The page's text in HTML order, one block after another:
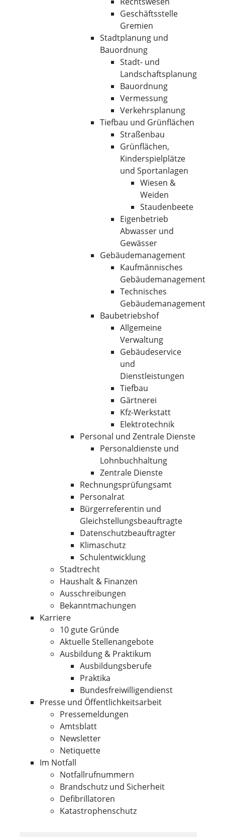
Geschäftsstelle
Gremien
Stadtplanung und
Bauordnung
Stadt- und
Landschaftsplanung
Bauordnung
Vermessung
Verkehrsplanung
Tiefbau und Grünflächen
Straßenbau
Grünflächen,
Kinderspielplätze
und Sportanlagen
Wiesen &
Weiden
Staudenbeete
Eigenbetrieb
Abwasser und
Gewässer
Gebäudemanagement
Kaufmännisches
Gebäudemanagement
Technisches
Gebäudemanagement
Baubetriebshof
Allgemeine
Verwaltung
Gebäudeservice
und
Dienstleistungen
Tiefbau
Gärtnerei
Kfz-Werkstatt
Elektrotechnik
Personal und Zentrale Dienste
Personaldienste und
Lohnbuchhaltung
Zentrale Dienste
Rechnungsprüfungsamt
Personalrat
Bürgerreferentin und
Gleichstellungsbeauftragte
Datenschutzbeauftragter
Klimaschutz
Schulentwicklung
Stadtrecht
Haushalt & Finanzen
Ausschreibungen
Bekanntmachungen
Karriere
10 gute Gründe
Aktuelle Stellenangebote
Ausbildung & Praktikum
Ausbildungsberufe
Praktika
Bundesfreiwilligendienst
Presse und Öffentlichkeitsarbeit
Pressemeldungen
Amtsblatt
Newsletter
Netiquette
Im Notfall
Notfallrufnummern
Brandschutz und Sicherheit
Defibrillatoren
Katastrophenschutz